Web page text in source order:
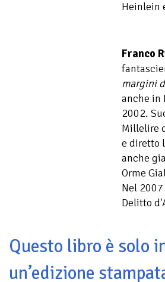
Heinlein
Franco
margini
anche in
2002.
Millelire
e diretto
anche
Orme
Nel
Delitto
Questo libro è solo
un’edizione